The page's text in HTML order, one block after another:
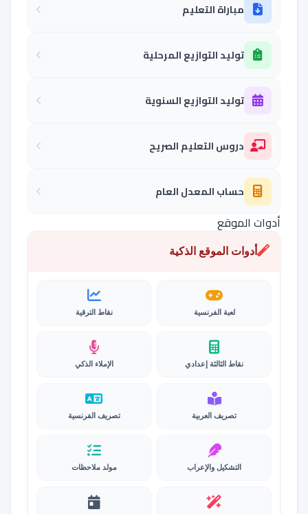
مباراة التعليم
توليد التوازيع المرحلية
توليد التوازيع السنوية
دروس التعليم الصريح
حساب المعدل العام
أدوات الموقع
أدوات الموقع الذكية
لعبة الفرنسية نقاط الترقية
نقاط الثالثة إعدادي الإملاء الذكي
تصريف العربية تصريف الفرنسية
التشكيل والإعراب مولد ملاحظات